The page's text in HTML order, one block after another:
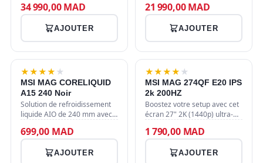
24 Go, 32 Go DDR5 et un
écran 18" QHD+ 240Hz pour
une puissance sans compr…
34 990,00 MAD
AJOUTER
QWERTY/Win11/Gray
16GB RAM DDR5 et un écran
QHD 240Hz pour une fluidité
absolue. Caractéristiqu…
21 990,00 MAD
AJOUTER
★★★★ ★
MSI MAG CORELIQUID
A15 240 Noir
Solution de refroidissement
liquide AIO de 240 mm avec 2
atteignant 2050 RPM, offrant
un débit d'air de 64.89 CFM.
Compatible avec les…
699,00 MAD
AJOUTER
★★★★ ★
MSI MAG 274QF E20 IPS
2k 200HZ
Boostez votre setup avec cet
écran 27" 2K (1440p) ultra-
cadencée à 200 Hz avec 0.5
ms de temps de réponse
garantit une fluidité ab…
1 790,00 MAD
AJOUTER